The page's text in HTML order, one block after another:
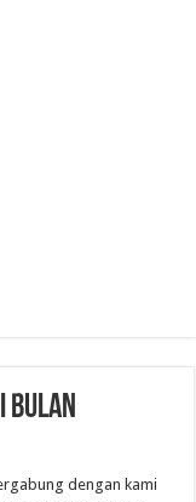
Bulan
dengan kami